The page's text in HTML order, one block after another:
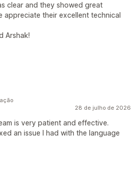
clear and they showed great
appreciate their excellent technical
Arshak!
28 de julho de 2026
is very patient and effective.
an issue I had with the language